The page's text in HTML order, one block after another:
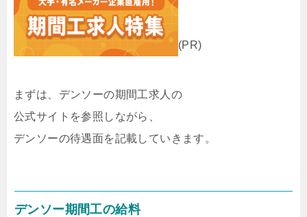
(PR)
まずは、デンソーの期間工求人の
公式サイトを参照しながら、
デンソーの待遇面を記載していきます。
デンソー期間工の給料